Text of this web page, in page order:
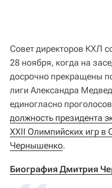
Совет директоров КХЛ
28 ноября, когда на
досрочно прекращены
лиги Александра
единогласно
должность президента
XXII Олимпийских игр в
Чернышенко.
Биография Дмитрия